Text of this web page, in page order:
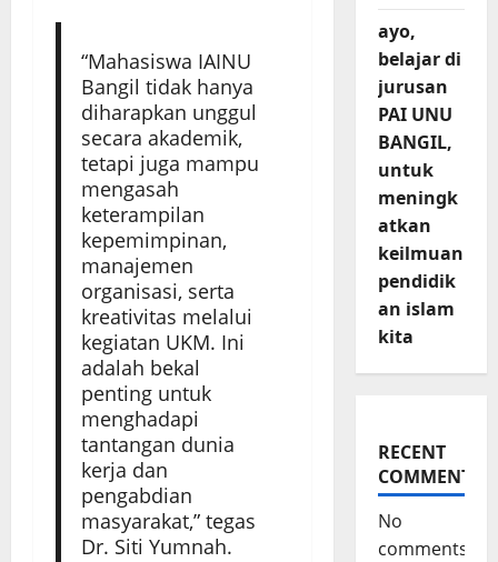
“Mahasiswa IAINU
Bangil tidak hanya
diharapkan unggul
secara akademik,
tetapi juga mampu
mengasah
keterampilan
kepemimpinan,
manajemen
organisasi, serta
kreativitas melalui
kegiatan UKM. Ini
adalah bekal
penting untuk
menghadapi
tantangan dunia
kerja dan
pengabdian
masyarakat,” tegas
Dr. Siti Yumnah.
ayo,
belajar di
jurusan
PAI UNU
BANGIL,
untuk
meningk
atkan
keilmuan
pendidik
an islam
kita
RECENT
COMMENTS
No
comments